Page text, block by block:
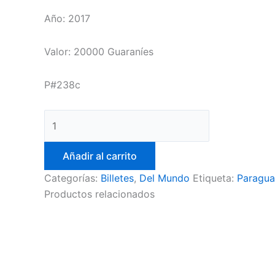
Año: 2017
Valor: 20000 Guaraníes
P#238c
Añadir al carrito
Categorías: Billetes, Del Mundo Etiqueta:
Productos relacionados